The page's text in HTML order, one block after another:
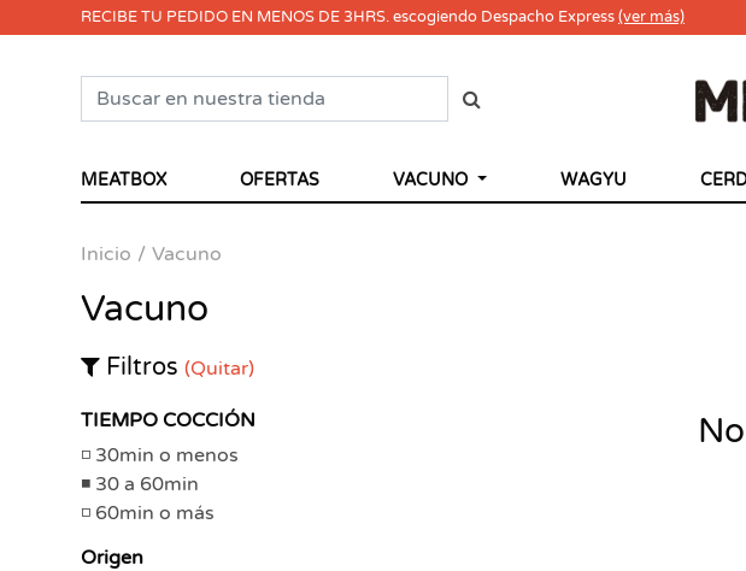
RECIBE TU PEDIDO EN MENOS DE 3HRS. escogiendo Despacho Express(ver más)
MEATBOX OFERTAS VACUNO WAGYU
Inicio Vacuno
Vacuno
Filtros (Quitar)
TIEMPO COCCIÓN
30min o menos
30 a 60min
60min o más
Origen